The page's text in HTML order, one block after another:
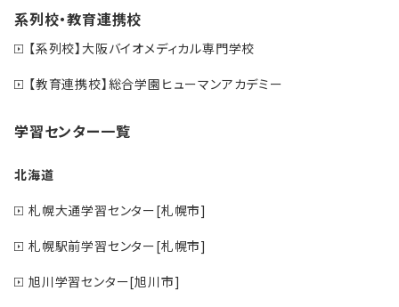
系列校・教育連携校
【系列校】大阪バイオメディカル専門学校
【教育連携校】総合学園ヒューマンアカデミー
学習センター一覧
北海道
札幌大通学習センター[札幌市]
札幌駅前学習センター[札幌市]
旭川学習センター[旭川市]